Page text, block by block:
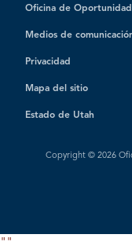
Oficina de
Medios de
Privacidad
Mapa del sitio
Estado de Utah
Copyright © 2026
" "